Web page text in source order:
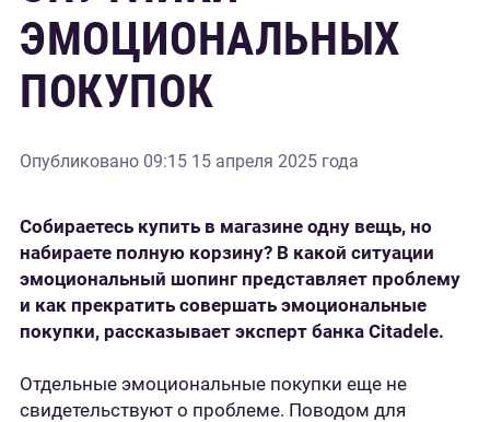
ЭМОЦИОНАЛЬНЫХ
ПОКУПОК
Опубликовано 09:15 15 апреля 2025 года
Собираетесь купить в магазине одну вещь, но
набираете полную корзину? В какой ситуации
эмоциональный шопинг представляет проблему
и как прекратить совершать эмоциональные
покупки, рассказывает эксперт банка Citadele.
Отдельные эмоциональные покупки еще не
свидетельствуют о проблеме. Поводом для